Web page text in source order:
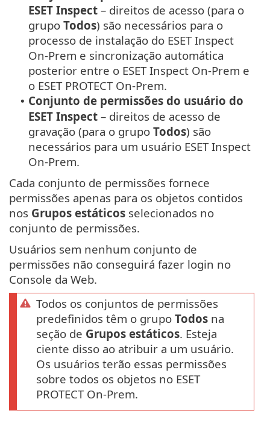
ESET Inspect – direitos de acesso (para o
grupo Todos) são necessários para o
processo de instalação do ESET Inspect
On-Prem e sincronização automática
posterior entre o ESET Inspect On-Prem e
o ESET PROTECT On-Prem.
• Conjunto de permissões do usuário do
ESET Inspect – direitos de acesso de
gravação (para o grupo Todos) são
necessários para um usuário ESET Inspect
On-Prem.
Cada conjunto de permissões fornece
permissões apenas para os objetos contidos
nos Grupos estáticos selecionados no
conjunto de permissões.
Usuários sem nenhum conjunto de
permissões não conseguirá fazer login no
Console da Web.
Todos os conjuntos de permissões
predefinidos têm o grupo Todos na
seção de Grupos estáticos. Esteja
ciente disso ao atribuir a um usuário.
Os usuários terão essas permissões
sobre todos os objetos no ESET
PROTECT On-Prem.